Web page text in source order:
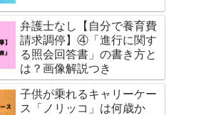
弁護士なし【自分で養育費
請求調停】④「進行に関す
る照会回答書」の書き方と
は？画像解説つき
子供が乗れるキャリーケー
ス「ノリッコ」は何歳か